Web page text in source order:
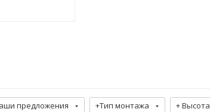
предложения +Тип монтажа + Высота